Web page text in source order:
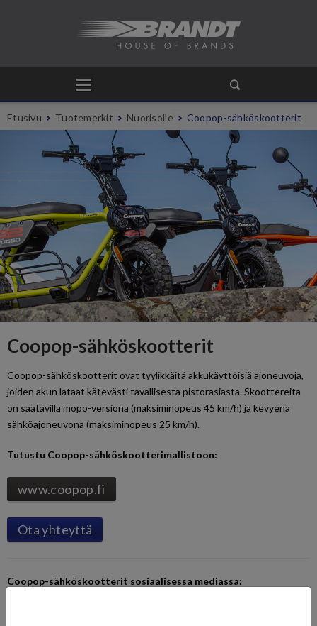
Etusivu Tuotemerkit Nuorisolle Coopop-sähköskootterit
Coopop-sähköskootterit
Coopop-sähköskootterit ovat tyylikkäitä akkukäyttöisiä ajoneuvoja,
joiden akun lataat kätevästi tavallisesta pistorasiasta. Skoottereita
on saatavilla mopo-versiona (maksiminopeus 45 km/h) ja kevyenä
sähköajoneuvona (maksiminopeus 25 km/h).
Tutustu Coopop-sähköskootterimallistoon:
www.coopop.fi
Ota yhteyttä
Coopop-sähköskootterit sosiaalisessa mediassa: